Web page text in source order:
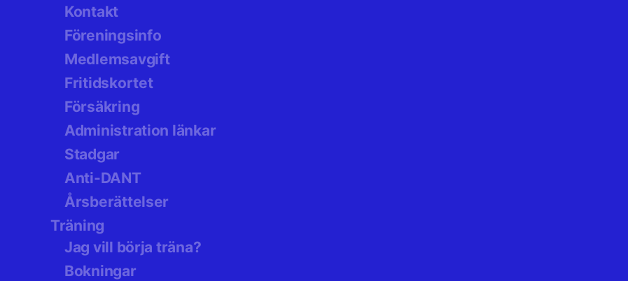
Kontakt
Föreningsinfo
Medlemsavgift
Fritidskortet
Försäkring
Administration länkar
Stadgar
Anti-DANT
Årsberättelser
Träning
Jag vill börja träna?
Bokningar